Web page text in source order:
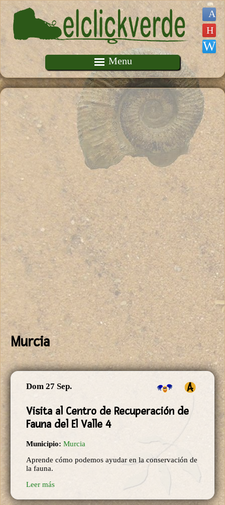
Pasar al contenido principal
Menu
Murcia
Dom 27 Sep.
Visita al Centro de Recuperación de
Fauna del El Valle 4
Municipio: Murcia
Aprende cómo podemos ayudar en la conservación de
la fauna.
Leer más